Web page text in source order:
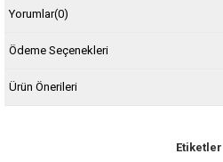
Yorumlar(0)
Ödeme Seçenekleri
Ürün Önerileri
Etiketler